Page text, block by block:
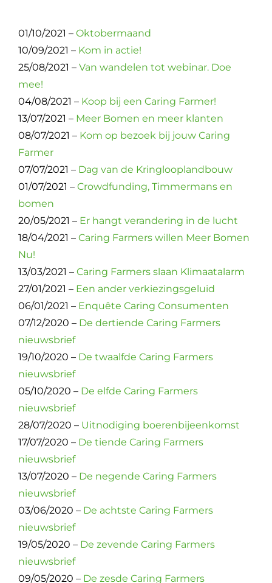
01/10/2021 – Oktobermaand
10/09/2021 – Kom in actie!
25/08/2021 – Van wandelen tot webinar. Doe
mee!
04/08/2021 – Koop bij een Caring Farmer!
13/07/2021 – Meer Bomen en meer klanten
08/07/2021 – Kom op bezoek bij jouw Caring
Farmer
07/07/2021 – Dag van de Kringlooplandbouw
01/07/2021 – Crowdfunding, Timmermans en
bomen
20/05/2021 – Er hangt verandering in de lucht
18/04/2021 – Caring Farmers willen Meer Bomen
Nu!
13/03/2021 – Caring Farmers slaan Klimaatalarm
27/01/2021 – Een ander verkiezingsgeluid
06/01/2021 – Enquête Caring Consumenten
07/12/2020 – De dertiende Caring Farmers
nieuwsbrief
19/10/2020 – De twaalfde Caring Farmers
nieuwsbrief
05/10/2020 – De elfde Caring Farmers
nieuwsbrief
28/07/2020 – Uitnodiging boerenbijeenkomst
17/07/2020 – De tiende Caring Farmers
nieuwsbrief
13/07/2020 – De negende Caring Farmers
nieuwsbrief
03/06/2020 – De achtste Caring Farmers
nieuwsbrief
19/05/2020 – De zevende Caring Farmers
nieuwsbrief
09/05/2020 – De zesde Caring Farmers